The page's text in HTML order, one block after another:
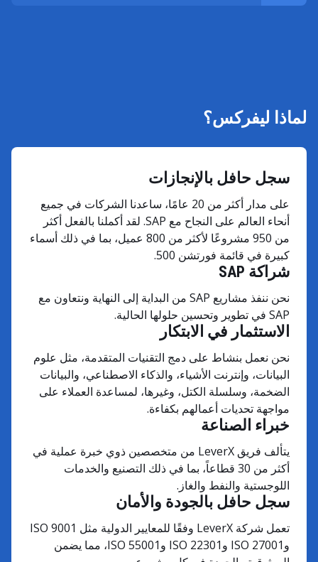
لماذا ليفركس؟
سجل حافل بالإنجازات
على مدار أكثر من 20 عامًا، ساعدنا الشركات في جميع
أنحاء العالم على النجاح مع SAP. لقد أكملنا بالفعل أكثر
من 950 مشروعًا لأكثر من 800 عميل، بما في ذلك أسماء
كبيرة في قائمة فورتشن 500.
خبراء الصناعة
يتألف فريق LeverX من متخصصين ذوي خبرة عملية في
أكثر من 30 قطاعاً، بما في ذلك التصنيع والخدمات
اللوجستية والنفط والغاز.
شراكة SAP
نحن ننفذ مشاريع SAP من البداية إلى النهاية ونتعاون مع
SAP في تطوير وتحسين حلولها الحالية.
سجل حافل بالجودة والأمان
تعمل شركة LeverX وفقًا للمعايير الدولية مثل ISO 9001
وISO 27001 وISO 22301 وISO 55001، مما يضمن
الاستثمار في الابتكار
نحن نعمل بنشاط على دمج التقنيات المتقدمة، مثل علوم
البيانات، وإنترنت الأشياء، والذكاء الاصطناعي، والبيانات
الضخمة، وسلسلة الكتل، وغيرها، لمساعدة العملاء على
مواجهة تحديات أعمالهم بكفاءة.